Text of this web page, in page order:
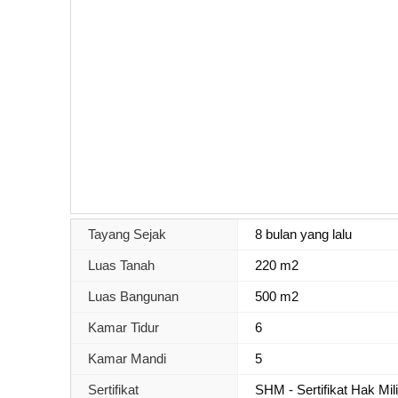
Tayang Sejak 8 bulan yang lalu
Luas Tanah 220 m2
Luas Bangunan 500 m2
Kamar Tidur 6
Kamar Mandi 5
Sertifikat SHM - Sertifikat Hak